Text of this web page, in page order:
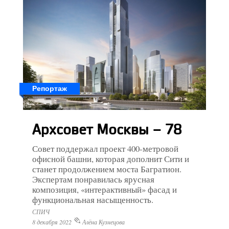
Репортаж
Архсовет Москвы – 78
Совет поддержал проект 400-метровой
офисной башни, которая дополнит Сити и
станет продолжением моста Багратион.
Экспертам понравилась ярусная
композиция, «интерактивный» фасад и
функциональная насыщенность.
СПИЧ
8 декабря 2022
Алёна Кузнецова